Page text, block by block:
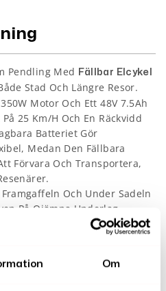
Om
Pendling Med
Fällbar Elcykel
Stad Och Längre Resor.
Motor Och Ett 48V 7.5Ah
25 Km/h Och En Räckvidd
Batteriet Gör
Medan Den Fällbara
Förvara Och Transportera,
Och Under Sadeln
På Ojämna Underlag.
Och Bak För Säker
Däcken Erbjuder Stabilitet
Är Denna Elcykel Både Säker